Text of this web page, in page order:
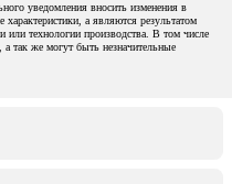
уведомления вносить изменения в
а являются результатом
или технологии производства. В том числе
а так же могут быть незначительные